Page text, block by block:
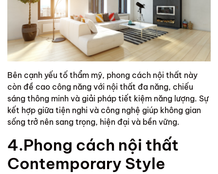
Bên cạnh yếu tố thẩm mỹ, phong cách nội thất này
còn đề cao công năng với nội thất đa năng, chiếu
sáng thông minh và giải pháp tiết kiệm năng lượng. Sự
kết hợp giữa tiện nghi và công nghệ giúp không gian
sống trở nên sang trọng, hiện đại và bền vững.
4.Phong cách nội thất
Contemporary Style